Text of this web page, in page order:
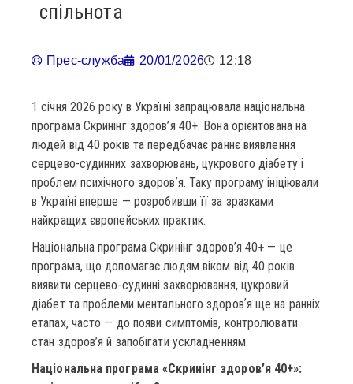
спільнота
Прес-служба 20/01/2026 12:18
1 січня 2026 року в Україні запрацювала національна
програма Скринінг здоров’я 40+. Вона орієнтована на
людей від 40 років та передбачає раннє виявлення
серцево-судинних захворювань, цукрового діабету і
проблем психічного здоровʼя. Таку програму ініціювали
в Україні вперше — розробивши її за зразками
найкращих європейських практик.
Національна програма Скринінг здоров’я 40+ — це
програма, що допомагає людям віком від 40 років
виявити серцево-судинні захворювання, цукровий
діабет та проблеми ментального здоровʼя ще на ранніх
етапах, часто — до появи симптомів, контролювати
стан здоров’я й запобігати ускладненням.
Національна програма «Скринінг здоров’я 40+»: